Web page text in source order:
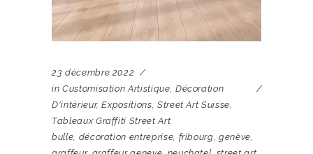
23 décembre 2022
in Customisation Artistique, Décoration
D'intérieur,Expositions, Street Art Suisse,
Tableaux Graffiti Street Art
bulle, décoration entreprise, fribourg,genève,